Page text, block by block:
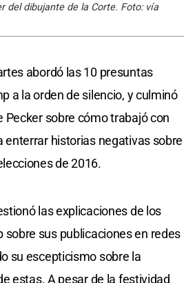
del dibujante de la Corte. Foto: vía
abordó las 10 presuntas
a la orden de silencio, y culminó
Pecker sobre cómo trabajó con
enterrar historias negativas sobre
de 2016.
las explicaciones de los
sobre sus publicaciones en redes
su escepticismo sobre la
estas. A pesar de la festividad